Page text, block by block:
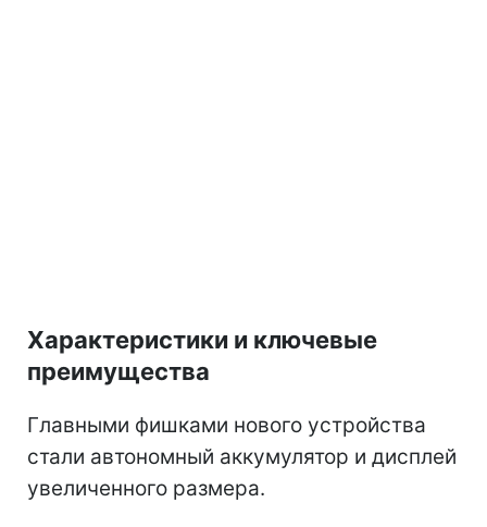
Характеристики и ключевые
преимущества
Главными фишками нового устройства
стали автономный аккумулятор и дисплей
увеличенного размера.